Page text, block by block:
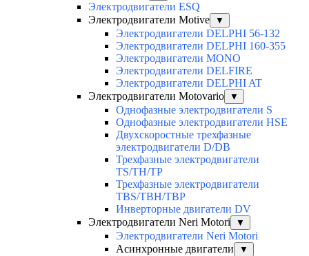
Электродвигатели ESQ
Электродвигатели Motive
▼
Электродвигатели DELPHI 56-132
Электродвигатели DELPHI 160-355
Электродвигатели MONO
Электродвигатели DELFIRE
Электродвигатели DELPHI AT
Электродвигатели Motovario
▼
Однофазные электродвигатели S
Однофазные электродвигатели HSE
Двухскоростные трехфазные
электродвигатели D/DB
Трехфазные электродвигатели
TS/TH/TP
Трехфазные электродвигатели
TBS/TBH/TBP
Инверторные двигатели DV
Электродвигатели Neri Motori
▼
Электродвигатели Neri Motori
Асинхронные двигатели
▼